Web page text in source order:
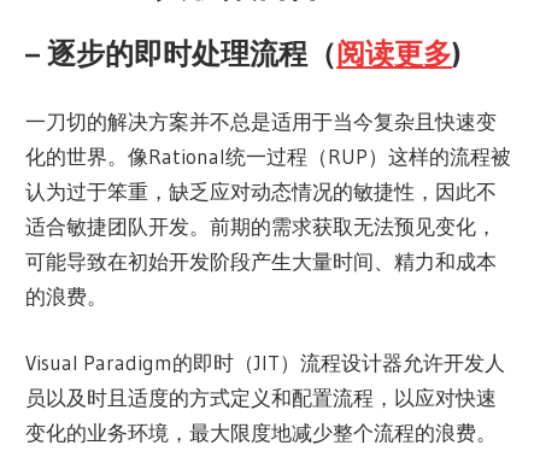
– 逐步的即时处理流程（阅读更多)
一刀切的解决方案并不总是适用于当今复杂且快速变
化的世界。像Rational统一过程（RUP）这样的流程被
认为过于笨重，缺乏应对动态情况的敏捷性，因此不
适合敏捷团队开发。前期的需求获取无法预见变化，
可能导致在初始开发阶段产生大量时间、精力和成本
的浪费。
Visual Paradigm的即时（JIT）流程设计器允许开发人
员以及时且适度的方式定义和配置流程，以应对快速
变化的业务环境，最大限度地减少整个流程的浪费。